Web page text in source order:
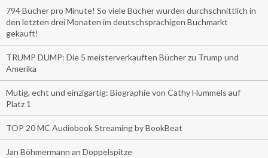
794 Bücher pro Minute! So viele Bücher wurden durchschnittlich in
den letzten drei Monaten im deutschsprachigen Buchmarkt
gekauft!
TRUMP DUMP: Die 5 meisterverkauften Bücher zu Trump und
Amerika
Mutig, echt und einzigartig: Biographie von Cathy Hummels auf
Platz 1
TOP 20 MC Audiobook Streaming by BookBeat
Jan Böhmermann an Doppelspitze